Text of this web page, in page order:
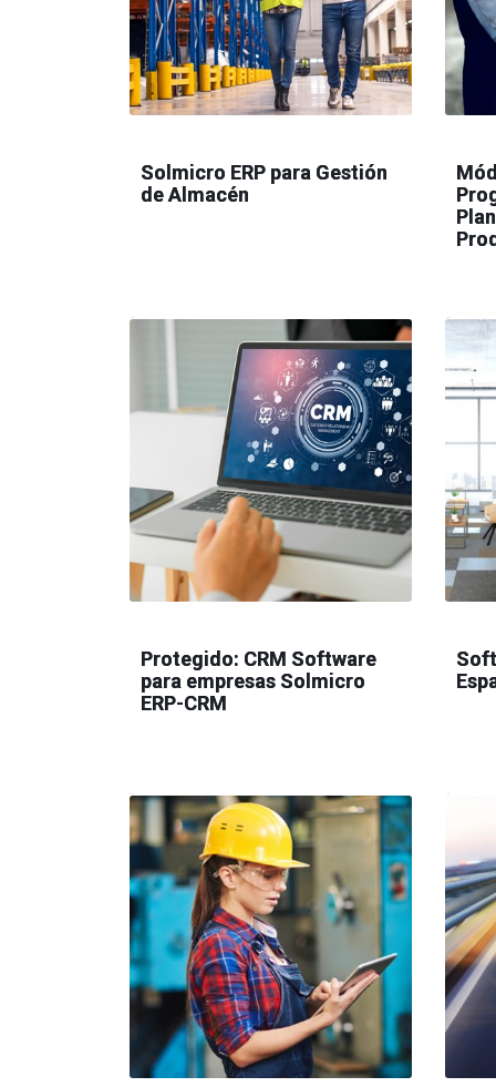
Solmicro ERP para Gestión
de Almacén
Protegido: CRM Software
para empresas Solmicro
ERP-CRM